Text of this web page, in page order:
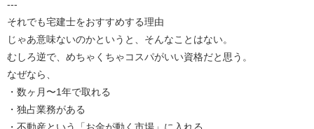
---
それでも宅建士をおすすめする理由
じゃあ意味ないのかというと、そんなことはない。
むしろ逆で、めちゃくちゃコスパがいい資格だと思う。
なぜなら、
・数ヶ月〜1年で取れる
・独占業務がある
・不動産という「お金が動く市場」に入れる